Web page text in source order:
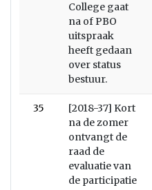
College gaat
na of PBO
uitspraak
heeft gedaan
over status
bestuur.
35
[2018-37] Kort
na de zomer
ontvangt de
raad de
evaluatie van
de participatie